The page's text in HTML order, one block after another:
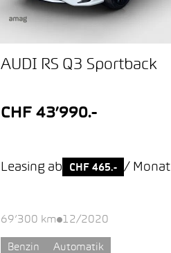
AUDI RS Q3 Sportback
CHF 43’990.-
Leasing ab CHF 465.- / Monat
69’300 km 12/2020
Benzin Automatik